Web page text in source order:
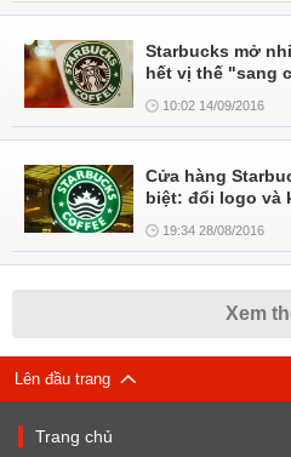
Starbucks mở
hết vị thế "sang
10:02 14/09/2016
Cửa hàng
biệt: đổi logo và
19:34 28/08/2016
Xem
Lên đầu trang
Trang chủ